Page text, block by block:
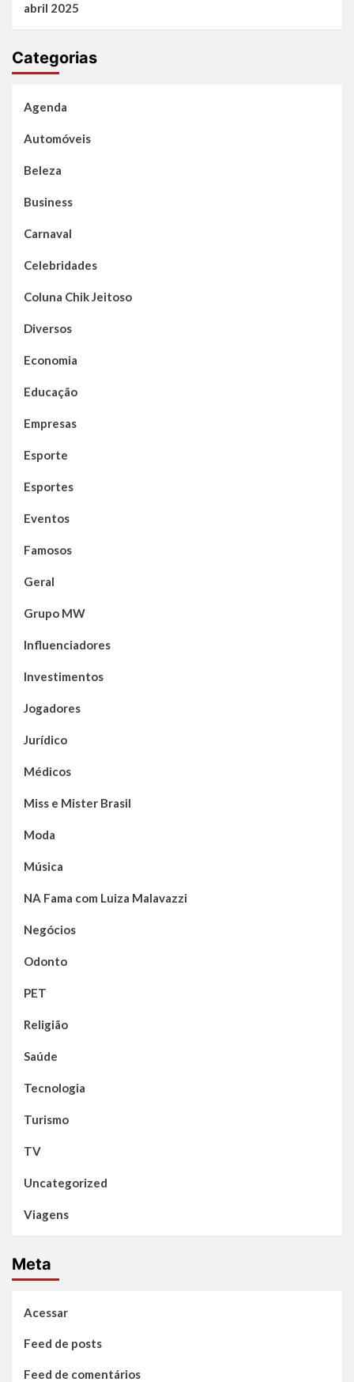
abril 2025
Categorias
Agenda
Automóveis
Beleza
Business
Carnaval
Celebridades
Coluna Chik Jeitoso
Diversos
Economia
Educação
Empresas
Esporte
Esportes
Eventos
Famosos
Geral
Grupo MW
Influenciadores
Investimentos
Jogadores
Jurídico
Médicos
Miss e Mister Brasil
Moda
Música
NA Fama com Luiza Malavazzi
Negócios
Odonto
PET
Religião
Saúde
Tecnologia
Turismo
TV
Uncategorized
Viagens
Meta
Acessar
Feed de posts
Feed de comentários